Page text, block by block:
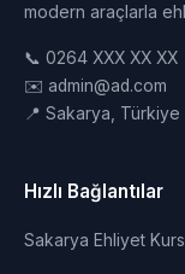
modern araçlarla
📞 0264 XXX XX XX
✉️ admin@ad.com
📍 Sakarya, Türkiye
Hızlı Bağlantılar
Sakarya Ehliyet